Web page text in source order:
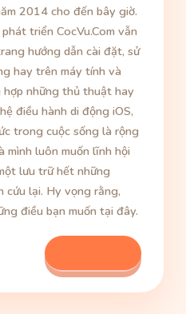
2014 cho đến bây giờ.
triển CocVu.Com vẫn
hướng dẫn cài đặt, sử
hay trên máy tính và
những thủ thuật hay
điều hành di động iOS,
trong cuộc sống là rộng
mình luôn muốn lĩnh hội
lưu trữ hết những
cứu lại. Hy vọng rằng,
điều bạn muốn tại đây.